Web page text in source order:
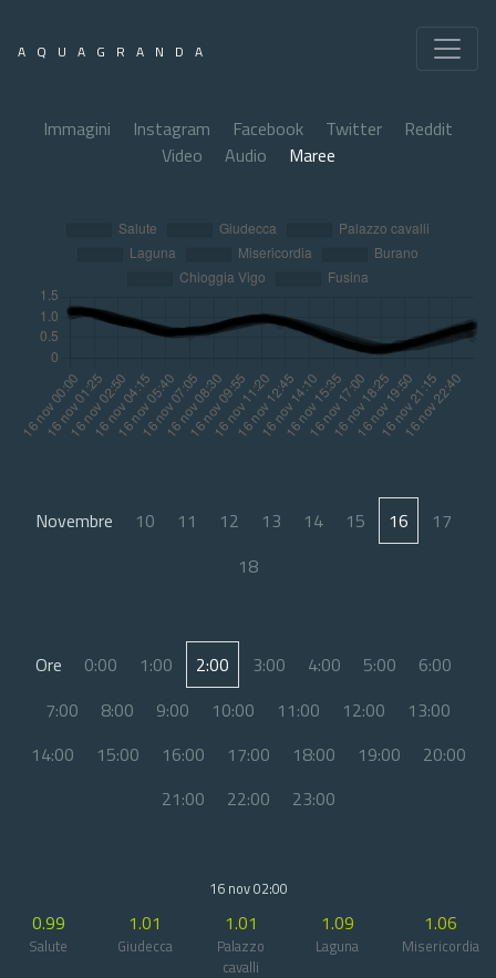
AQUAGRANDA
Immagini Instagram Facebook Twitter
Reddit
Video
Audio Maree
Novembre 10 11 12 13 14 15 16
17
18
Ore 0:00 1:00 2:00 3:00 4:00 5:00
6:00
7:00
8:00 9:00 10:00 11:00 12:00
13:00
14:00
15:00 16:00 17:00 18:00 19:00
20:00
21:00
22:00 23:00
16 nov 02:00
0.99
Salute
1.01
Giudecca
1.01
Palazzo
cavalli
1.09
Laguna
1.06
Misericordia